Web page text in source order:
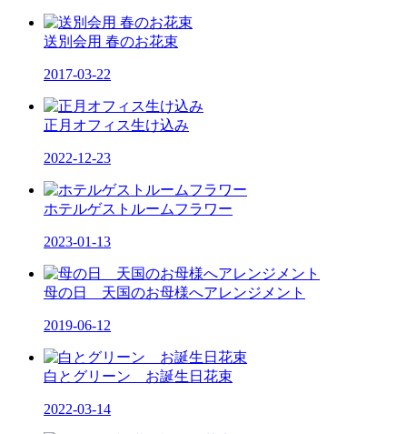
送別会用 春のお花束
2017-03-22
正月オフィス生け込み
2022-12-23
ホテルゲストルームフラワー
2023-01-13
母の日 天国のお母様へアレンジメント
2019-06-12
白とグリーン お誕生日花束
2022-03-14